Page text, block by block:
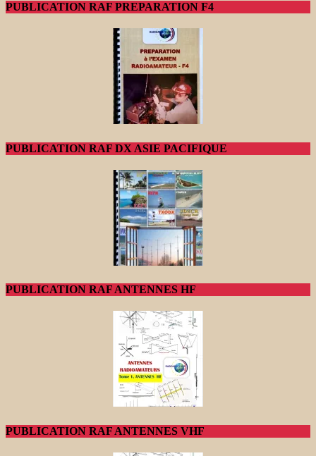
PUBLICATION RAF PREPARATION F4
PUBLICATION RAF DX ASIE PACIFIQUE
PUBLICATION RAF ANTENNES HF
PUBLICATION RAF ANTENNES VHF